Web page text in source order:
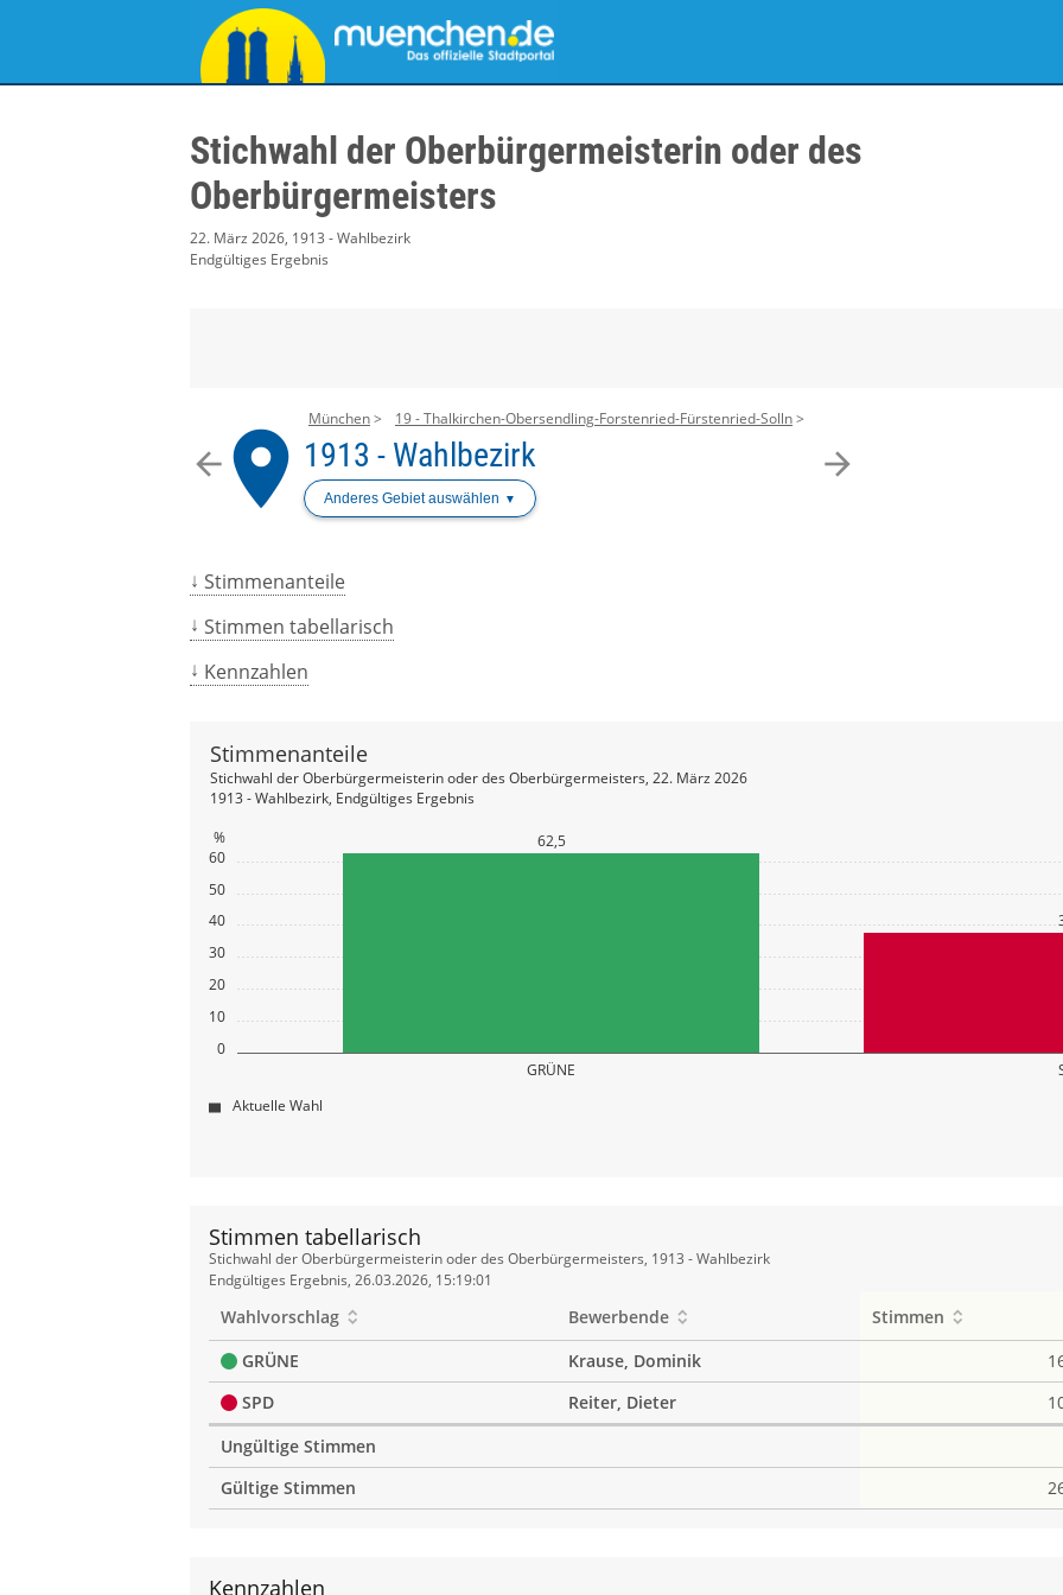
Stichwahl der Oberbürgermeisterin oder des
Oberbürgermeisters
22. März 2026, 1913 - Wahlbezirk
Endgültiges Ergebnis
arrow_back arrow_forward
place
München 19 - Thalkirchen-Obersendling-Forstenried-Fürstenried-Solln
1913 - Wahlbezirk
Anderes Gebiet auswählen
Stimmenanteile
Stimmen tabellarisch
Kennzahlen
0
10
20
30
40
50
60
%
GRÜNE
62,5
Stimmenanteile
Stichwahl der Oberbürgermeisterin oder des Oberbürgermeisters, 22. März 2026
1913 - Wahlbezirk, Endgültiges Ergebnis
Aktuelle Wahl
Stimmen tabellarisch
Stimmen
tabellarisch
Stichwahl der Oberbürgermeisterin oder des Oberbürgermeisters, 1913 - Wahlbezirk
Endgültiges Ergebnis, 26.03.2026, 15:19:01
Wahlvorschlag Bewerbende Stimmen
GRÜNE
Krause, Dominik
SPD
Reiter, Dieter
Ungültige Stimmen
Gültige Stimmen
Kennzahlen